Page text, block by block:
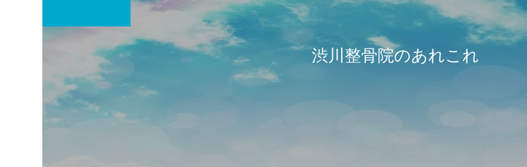
起立性調節障害 子供整体
夏バテ・頭痛に繋がる自律
はじめての方へ！ はじめまして！
【自律神経と骨格調整（M
渋川整骨院のあれこれ